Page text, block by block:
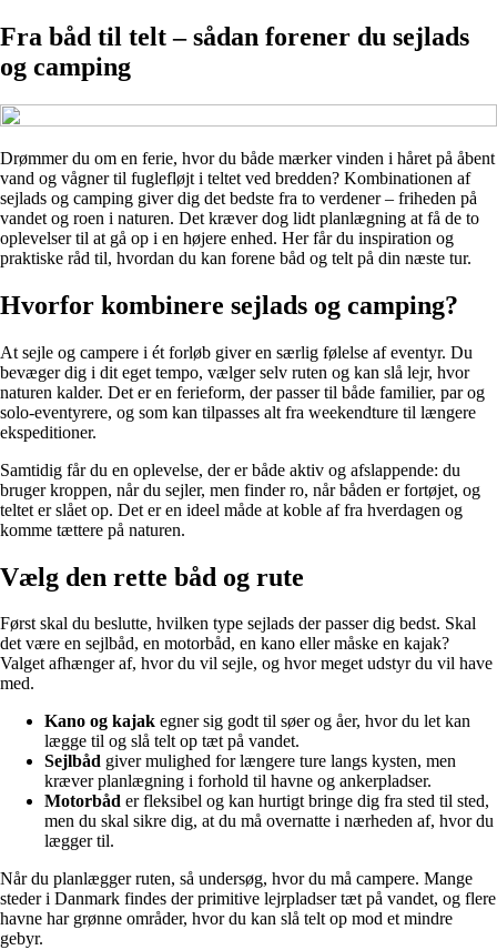
Fra båd til telt – sådan forener du sejlads
og camping
Drømmer du om en ferie, hvor du både mærker vinden i håret på åbent
vand og vågner til fuglefløjt i teltet ved bredden? Kombinationen af
sejlads og camping giver dig det bedste fra to verdener – friheden på
vandet og roen i naturen. Det kræver dog lidt planlægning at få de to
oplevelser til at gå op i en højere enhed. Her får du inspiration og
praktiske råd til, hvordan du kan forene båd og telt på din næste tur.
Hvorfor kombinere sejlads og camping?
At sejle og campere i ét forløb giver en særlig følelse af eventyr. Du
bevæger dig i dit eget tempo, vælger selv ruten og kan slå lejr, hvor
naturen kalder. Det er en ferieform, der passer til både familier, par og
solo-eventyrere, og som kan tilpasses alt fra weekendture til længere
ekspeditioner.
Samtidig får du en oplevelse, der er både aktiv og afslappende: du
bruger kroppen, når du sejler, men finder ro, når båden er fortøjet, og
teltet er slået op. Det er en ideel måde at koble af fra hverdagen og
komme tættere på naturen.
Vælg den rette båd og rute
Først skal du beslutte, hvilken type sejlads der passer dig bedst. Skal
det være en sejlbåd, en motorbåd, en kano eller måske en kajak?
Valget afhænger af, hvor du vil sejle, og hvor meget udstyr du vil have
med.
Kano og kajak egner sig godt til søer og åer, hvor du let kan
lægge til og slå telt op tæt på vandet.
Sejlbåd giver mulighed for længere ture langs kysten, men
kræver planlægning i forhold til havne og ankerpladser.
Motorbåd er fleksibel og kan hurtigt bringe dig fra sted til sted,
men du skal sikre dig, at du må overnatte i nærheden af, hvor du
lægger til.
Når du planlægger ruten, så undersøg, hvor du må campere. Mange
steder i Danmark findes der primitive lejrpladser tæt på vandet, og flere
havne har grønne områder, hvor du kan slå telt op mod et mindre
gebyr.